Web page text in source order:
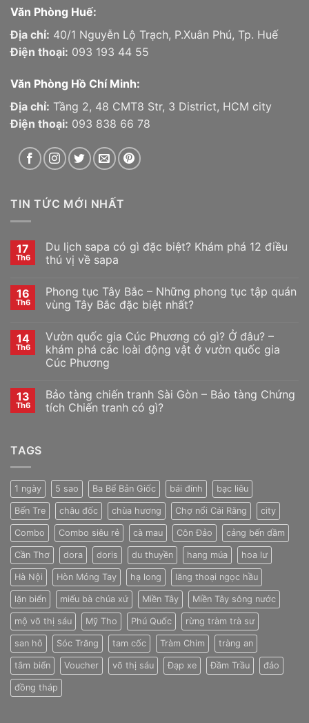
Văn Phòng Huế:
Địa chỉ: 40/1 Nguyễn Lộ Trạch, P.Xuân Phú, Tp. Huế
Điện thoại: 093 193 44 55
Văn Phòng Hồ Chí Minh:
Địa chỉ: Tầng 2, 48 CMT8 Str, 3 District, HCM city
Điện thoại: 093 838 66 78
TIN TỨC MỚI NHẤT
17
Th6
Du lịch sapa có gì đặc biệt? Khám phá 12 điều
thú vị về sapa
16
Th6
Phong tục Tây Bắc – Những phong tục tập quán
vùng Tây Bắc đặc biệt nhất?
14
Th6
Vườn quốc gia Cúc Phương có gì? Ở đâu? –
khám phá các loài động vật ở vườn quốc gia
Cúc Phương
13
Th6
Bảo tàng chiến tranh Sài Gòn – Bảo tàng Chứng
tích Chiến tranh có gì?
TAGS
1 ngày 5 sao Ba Bể Bản Giốc bái đính bạc liêu
Bến Tre châu đốc chùa hương Chợ nổi Cái Răng city
Combo Combo siêu rẻ cà mau Côn Đảo cảng bến dầm
Cần Thơ dora doris du thuyền hang múa hoa lư
Hà Nội Hòn Móng Tay hạ long lăng thoại ngọc hầu
lặn biển miếu bà chúa xứ Miền Tây Miền Tây sông nước
mộ võ thị sáu Mỹ Tho Phú Quốc rừng tràm trà sư
san hô Sóc Trăng tam cốc Tràm Chim tràng an
tắm biển Voucher võ thị sáu Đạp xe Đầm Trầu đảo
đồng tháp